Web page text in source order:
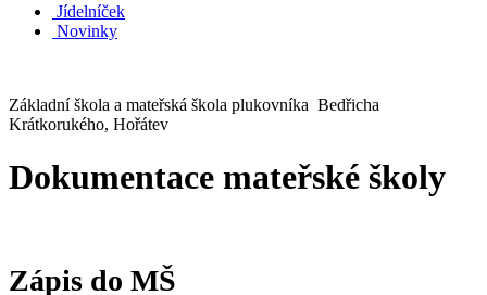
Jídelníček
Novinky
Základní škola a mateřská škola plukovníka Bedřicha
Krátkorukého, Hořátev
Dokumentace mateřské školy
Zápis do MŠ